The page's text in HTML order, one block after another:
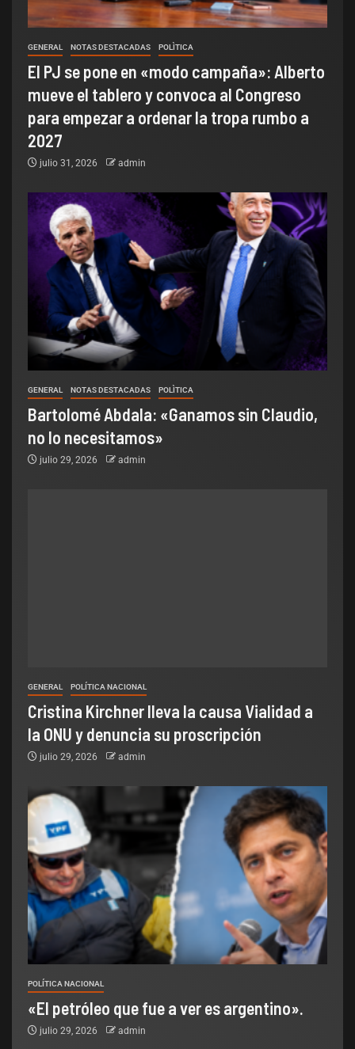
GENERAL NOTAS DESTACADAS POLÌTICA
El PJ se pone en «modo campaña»: Alberto
mueve el tablero y convoca al Congreso
para empezar a ordenar la tropa rumbo a
2027
julio 31, 2026 admin
GENERAL NOTAS DESTACADAS POLÌTICA
Bartolomé Abdala: «Ganamos sin Claudio,
no lo necesitamos»
julio 29, 2026 admin
GENERAL POLÍTICA NACIONAL
Cristina Kirchner lleva la causa Vialidad a
la ONU y denuncia su proscripción
julio 29, 2026 admin
POLÍTICA NACIONAL
«El petróleo que fue a ver es argentino».
julio 29, 2026 admin